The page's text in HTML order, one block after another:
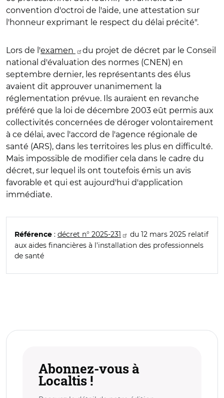
convention d'octroi de l'aide, une attestation sur
l'honneur exprimant le respect du délai précité".
Lors de l'examen
du projet de décret par le Conseil
national d'évaluation des normes (CNEN) en
septembre dernier, les représentants des élus
avaient dit approuver unanimement la
réglementation prévue. Ils auraient en revanche
préféré que la loi de décembre 2003 eût permis aux
collectivités concernées de déroger volontairement
à ce délai, avec l'accord de l'agence régionale de
santé (ARS), dans les territoires les plus en difficulté.
Mais impossible de modifier cela dans le cadre du
décret, sur lequel ils ont toutefois émis un avis
favorable et qui est aujourd'hui d'application
immédiate.
Référence : décret n° 2025-231
du 12 mars 2025 relatif
aux aides financières à l'installation des professionnels
de santé
Abonnez-vous à
Localtis !